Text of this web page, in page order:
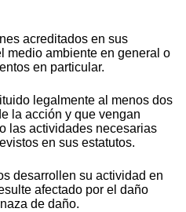
acreditados en sus
medio ambiente en general o
en particular.
legalmente al menos dos
la acción y que vengan
las actividades necesarias
en sus estatutos.
desarrollen su actividad en
afectado por el daño
de daño.